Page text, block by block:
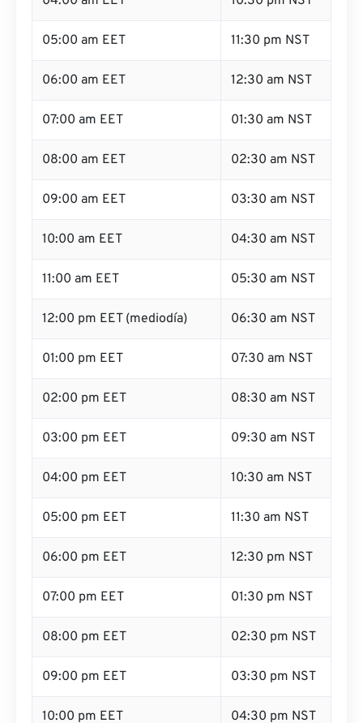
05:00 am EET 11:30 pm NST
06:00 am EET 12:30 am NST
07:00 am EET 01:30 am NST
08:00 am EET 02:30 am NST
09:00 am EET 03:30 am NST
10:00 am EET 04:30 am NST
11:00 am EET 05:30 am NST
12:00 pm EET (mediodía) 06:30 am NST
01:00 pm EET 07:30 am NST
02:00 pm EET 08:30 am NST
03:00 pm EET 09:30 am NST
04:00 pm EET 10:30 am NST
05:00 pm EET 11:30 am NST
06:00 pm EET 12:30 pm NST
07:00 pm EET 01:30 pm NST
08:00 pm EET 02:30 pm NST
09:00 pm EET 03:30 pm NST
10:00 pm EET 04:30 pm NST